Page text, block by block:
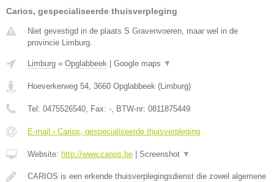
Carios, gespecialiseerde thuisverpleging
Niet gevestigd in de plaats S Gravenvoeren, maar wel in de
provincie Limburg.
Limburg » Opglabbeek Google maps ▼
Hoeverkerweg 54, 3660 Opglabbeek (Limburg)
Tel: 0475526540, Fax: -, BTW-nr: 0811875449
E-mail › Carios, gespecialiseerde thuisverpleging
Website: http://www.carios.be Screenshot ▼
CARIOS is een erkende thuisverplegingsdienst die zowel algemene